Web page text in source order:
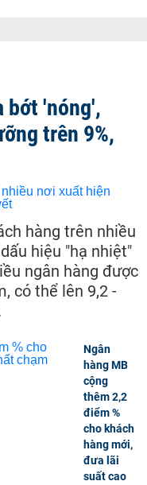
bớt 'nóng',
trên 9%,
hàng trên nhiều
hiệu "hạ nhiệt"
ngân hàng được
có thể lên 9,2 -
Ngân
hàng MB
cộng
thêm 2,2
điểm %
cho khách
hàng mới,
đưa lãi
suất cao